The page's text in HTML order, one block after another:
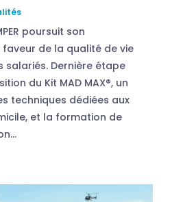
poursuit son
de la qualité de vie
salariés. Dernière étape
du Kit MAD MAX®, un
techniques dédiées aux
et la formation de